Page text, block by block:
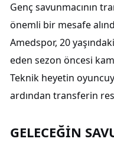
Genç savunmacının
önemli bir mesafe
Amedspor, 20
eden sezon öncesi
Teknik heyetin
ardından transferin
GELECEĞİN